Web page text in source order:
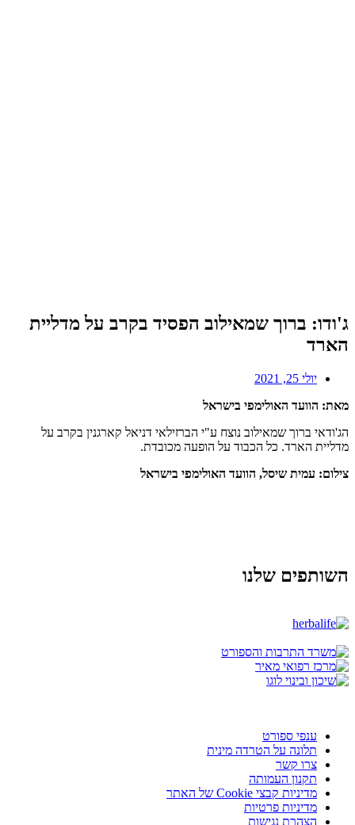
ג'ודו: ברוך שמאילוב הפסיד בקרב על מדליית
הארד
יולי 25, 2021
מאת: הוועד האולימפי בישראל
הג'ודאי ברוך שמאילוב נוצח ע"י הברזילאי דניאל קארגנין בקרב על
מדליית הארד. כל הכבוד על הופעה מכובדת.
צילום: עמית שיסל, הוועד האולימפי בישראל
השותפים שלנו
ענפי ספורט
תלונה על הטרדה מינית
צרו קשר
תקנון העמותה
מדיניות קבצי Cookie של האתר
מדיניות פרטיות
הצהרת נגישות